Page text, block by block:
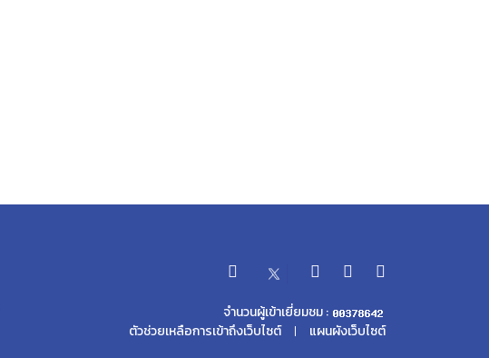
จำนวนผู้เข้าเยี่ยมชม :
ตัวช่วยเหลือการเข้าถึงเว็บไซต์
แผนผังเว็บไซต์